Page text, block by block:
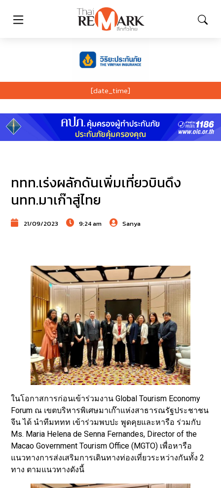
[date_time]
ททท.เร่งผลักดันเพิ่มเที่ยวบินดึง
นทท.มาเก๊าสู่ไทย
21/09/2023 9:24 am Sanya
ในโอกาสการก่อนเข้าร่วมงาน Global Tourism Economy
Forum ณ เขตบริหารพิเศษมาเก๊าแห่งสาธารณรัฐประชาชน
จีน ได้ นำทีมททท เข้าร่วมพบปะ พูดคุยและหารือ ร่วมกับ
Ms. Maria Helena de Senna Fernandes, Director of the
Macao Government Tourism Office (MGTO) เพื่อหารือ
แนวทางการส่งเสริมการเดินทางท่องเที่ยวระหว่างกันทั้ง 2
ทาง ตามแนวทางดังนี้